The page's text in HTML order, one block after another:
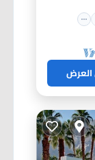
العرض